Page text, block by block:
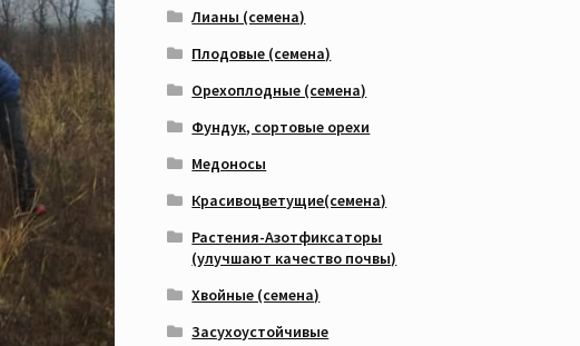
Лианы (семена)
Плодовые (семена)
Орехоплодные (семена)
Фундук, сортовые орехи
Медоносы
Красивоцветущие(семена)
Растения-Азотфиксаторы
(улучшают качество почвы)
Хвойные (семена)
Засухоустойчивые